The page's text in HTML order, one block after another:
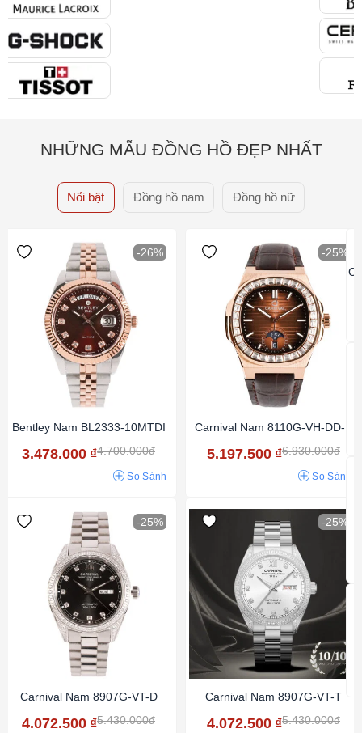
NHỮNG MẪU ĐỒNG HỒ ĐẸP NHẤT
Nổi bật Đồng hồ nam Đồng hồ nữ
-26%
Bentley Nam BL2333-10MTDI
3.478.000 ₫4.700.000đ
So Sánh
-25%
Carnival Nam 8110G-VH-DD-N
5.197.500 ₫6.930.000đ
So Sánh
-25%
Carnival Nam 8907G-VT-D
4.072.500 ₫5.430.000đ
-25%
Carnival Nam 8907G-VT-T
4.072.500 ₫5.430.000đ